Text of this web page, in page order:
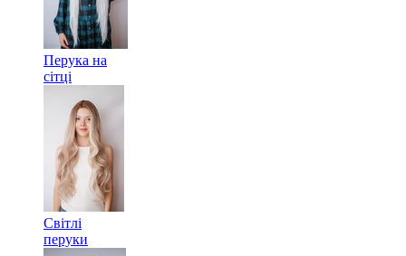
Перука на
сітці
Світлі
перуки